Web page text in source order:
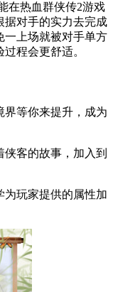
在热血群侠传2游戏
据对手的实力去完成
一上场就被对手单方
程会更舒适。
界等你来提升，成为
客的故事，加入到
为玩家提供的属性加